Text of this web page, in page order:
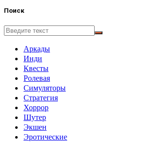
Поиск
Аркады
Инди
Квесты
Ролевая
Симуляторы
Стратегия
Хоррор
Шутер
Экшен
Эротические